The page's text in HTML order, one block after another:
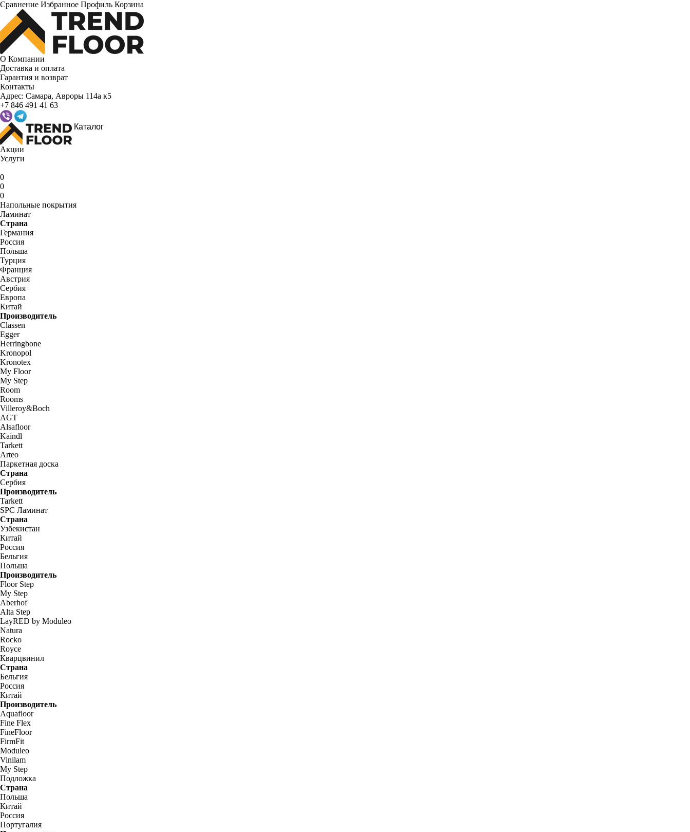
Сравнение Избранное Профиль Корзина
О Компании
Доставка и оплата
Гарантия и возврат
Контакты
Адрес: Самара, Авроры 114а к5
+7 846 491 41 63
Каталог
Акции
Услуги
0
0
0
Напольные покрытия
Ламинат
Страна
Германия
Россия
Польша
Турция
Франция
Австрия
Сербия
Европа
Китай
Производитель
Classen
Egger
Herringbone
Kronopol
Kronotex
My Floor
My Step
Room
Rooms
Villeroy&Boch
AGT
Alsafloor
Kaindl
Tarkett
Arteo
Паркетная доска
Страна
Сербия
Производитель
Tarkett
SPC Ламинат
Страна
Узбекистан
Китай
Россия
Бельгия
Польша
Производитель
Floor Step
My Step
Aberhof
Alta Step
LayRED by Moduleo
Natura
Rocko
Royce
Кварцвинил
Страна
Бельгия
Россия
Китай
Производитель
Aquafloor
Fine Flex
FineFloor
FirmFit
Moduleo
Vinilam
My Step
Подложка
Страна
Польша
Китай
Россия
Португалия